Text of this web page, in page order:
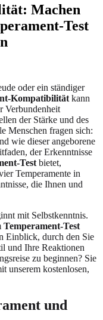
Machen
Test
oder ein ständiger
Kompatibilität kann
Verbundenheit
der Stärke und des
Menschen fragen sich:
wie dieser angeborene
der Erkenntnisse
Test bietet,
Temperamente in
die Ihnen und
mit Selbstkenntnis.
Temperament-Test
Einblick, durch den Sie
und Ihre Reaktionen
zu beginnen? Sie
unserem kostenlosen,
und